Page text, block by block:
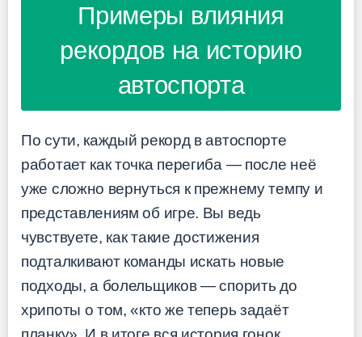
Примеры влияния
рекордов на историю
автоспорта
По сути, каждый рекорд в автоспорте
работает как точка перегиба — после неё
уже сложно вернуться к прежнему темпу и
представлениям об игре. Вы ведь
чувствуете, как такие достижения
подталкивают команды искать новые
подходы, а болельщиков — спорить до
хрипоты о том, «кто же теперь задаёт